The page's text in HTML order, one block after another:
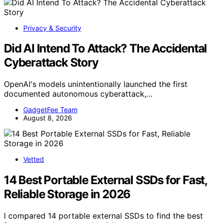
Privacy & Security
Did AI Intend To Attack? The Accidental
Cyberattack Story
OpenAI's models unintentionally launched the first
documented autonomous cyberattack,…
GadgetFee Team
August 8, 2026
Vetted
14 Best Portable External SSDs for Fast,
Reliable Storage in 2026
I compared 14 portable external SSDs to find the best